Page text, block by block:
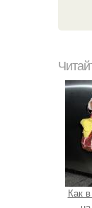
Как